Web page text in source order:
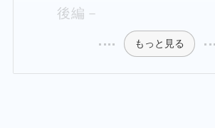
後編－
もっと見る